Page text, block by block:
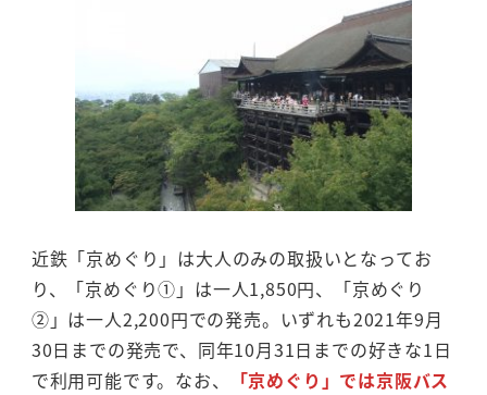
近鉄「京めぐり」は大人のみの取扱いとなってお
り、「京めぐり①」は一人1,850円、「京めぐり
②」は一人2,200円での発売。いずれも2021年9月
30日までの発売で、同年10月31日までの好きな1日
で利用可能です。なお、
「京めぐり」では京阪バス